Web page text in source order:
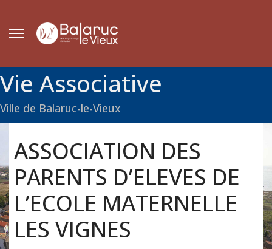
Vie Associative
Ville de Balaruc-le-Vieux
ASSOCIATION DES
PARENTS D’ELEVES DE
L’ECOLE MATERNELLE
LES VIGNES